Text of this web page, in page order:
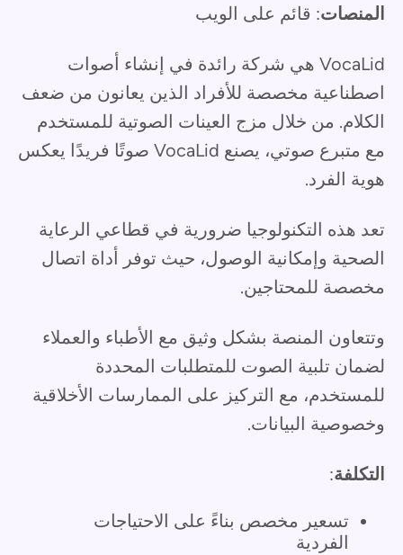
المنصات: قائم على الويب
VocaLid هي شركة رائدة في إنشاء أصوات
اصطناعية مخصصة للأفراد الذين يعانون من ضعف
الكلام. من خلال مزج العينات الصوتية للمستخدم
مع متبرع صوتي، يصنع VocaLid صوتًا فريدًا يعكس
هوية الفرد.
تعد هذه التكنولوجيا ضرورية في قطاعي الرعاية
الصحية وإمكانية الوصول، حيث توفر أداة اتصال
مخصصة للمحتاجين.
وتتعاون المنصة بشكل وثيق مع الأطباء والعملاء
لضمان تلبية الصوت للمتطلبات المحددة
للمستخدم، مع التركيز على الممارسات الأخلاقية
وخصوصية البيانات.
التكلفة:
تسعير مخصص بناءً على الاحتياجات
الفردية